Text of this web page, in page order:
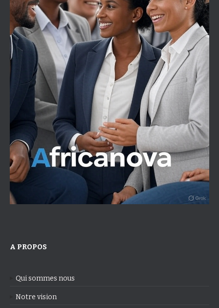
A PROPOS
Qui sommes nous
Notre vision